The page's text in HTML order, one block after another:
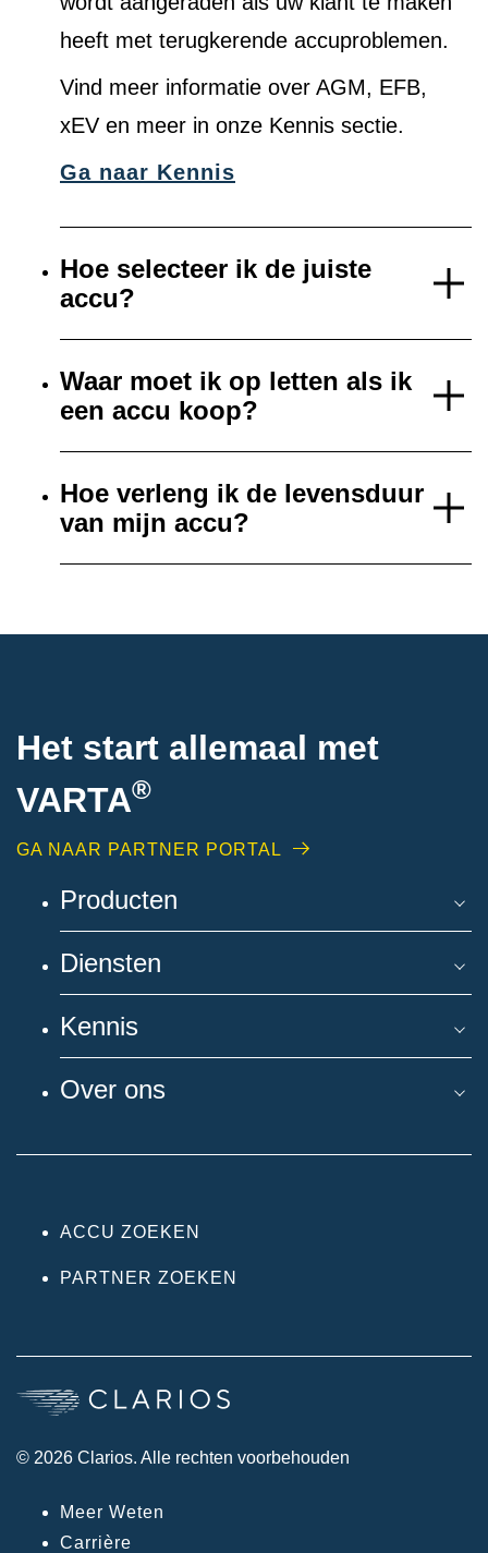
heeft met terugkerende accuproblemen.
Vind meer informatie over AGM, EFB,
xEV en meer in onze Kennis sectie.
Ga naar Kennis
Hoe selecteer ik de juiste
accu?
Waar moet ik op letten als ik
een accu koop?
Hoe verleng ik de levensduur
van mijn accu?
Het start allemaal met
VARTA®
GA NAAR PARTNER PORTAL
Producten
Diensten
Kennis
Over ons
ACCU ZOEKEN
PARTNER ZOEKEN
© 2026 Clarios. Alle rechten voorbehouden
Meer Weten
Carrière